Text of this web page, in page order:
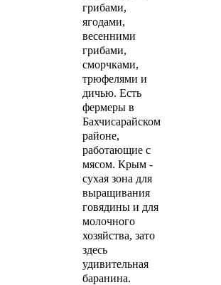
грибами,
ягодами,
весенними
грибами,
сморчками,
трюфелями и
дичью. Есть
фермеры в
Бахчисарайском
районе,
работающие с
мясом. Крым -
сухая зона для
выращивания
говядины и для
молочного
хозяйства, зато
здесь
удивительная
баранина.